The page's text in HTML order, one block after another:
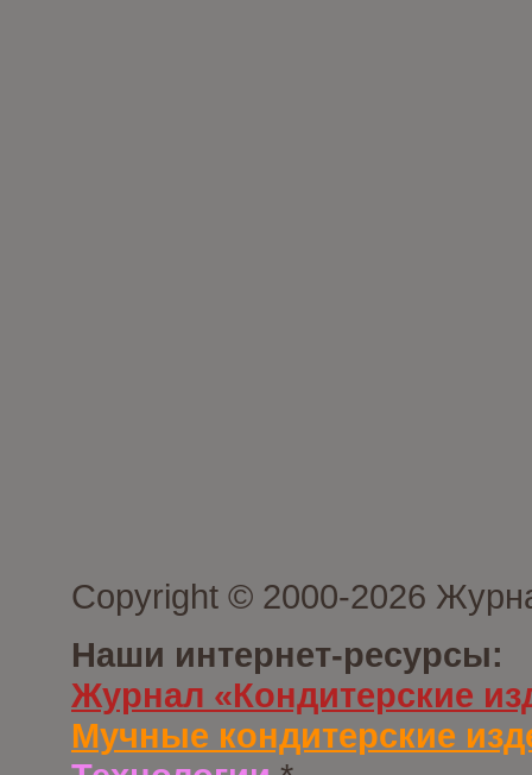
Copyright © 2000-2026
Наши интернет-ресурсы:
Журнал «Кондитерские
Мучные кондитерские